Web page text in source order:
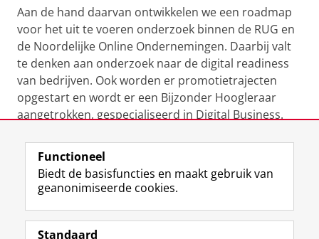
Aan de hand daarvan ontwikkelen we een roadmap
voor het uit te voeren onderzoek binnen de RUG en
de Noordelijke Online Ondernemingen. Daarbij valt
te denken aan onderzoek naar de digital readiness
van bedrijven. Ook worden er promotietrajecten
opgestart en wordt er een Bijzonder Hoogleraar
aangetrokken, gespecialiseerd in Digital Business.
Interesse? Neem contact op met Bas Baalmans
Laatst gewijzigd:
Functioneel
Biedt de basisfuncties en maakt gebruik van
geanonimiseerde cookies.
Standaard